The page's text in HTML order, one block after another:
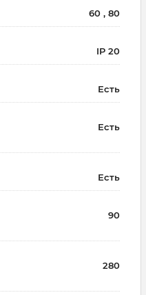
60 , 80
IP 20
Есть
Есть
Есть
90
280